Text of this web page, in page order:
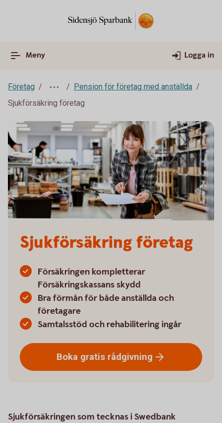
Meny Logga in
Företag
Pension för företag med anställda
Sjukförsäkring företag
Sjukförsäkring företag
Försäkringen kompletterar
Försäkringskassans skydd
Bra förmån för både anställda och
företagare
Samtalsstöd och rehabilitering ingår
Boka gratis rådgivning
Sjukförsäkringen som tecknas i Swedbank